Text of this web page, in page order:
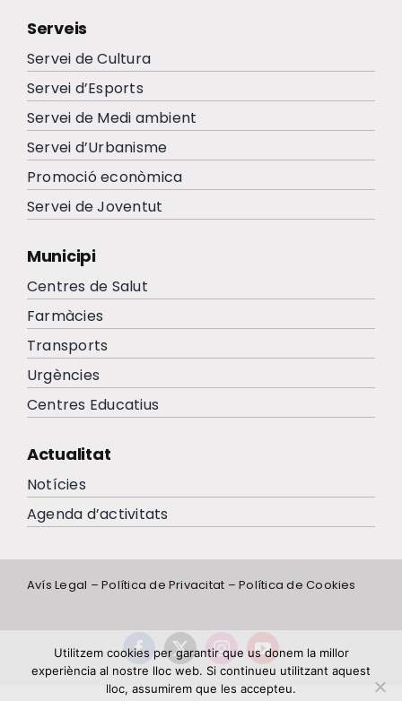
Serveis
Servei de Cultura
Servei d’Esports
Servei de Medi ambient
Servei d’Urbanisme
Promoció econòmica
Servei de Joventut
Municipi
Centres de Salut
Farmàcies
Transports
Urgències
Centres Educatius
Actualitat
Notícies
Agenda d’activitats
Avís Legal –Política de Privacitat –Política de Cookies
Utilitzem cookies per garantir que us donem la millor
experiència al nostre lloc web. Si continueu utilitzant aquest
lloc, assumirem que les accepteu.